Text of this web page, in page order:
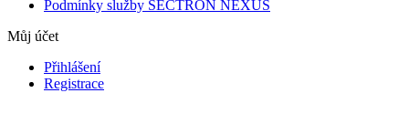
Podmínky služby SECTRON NEXUS
Můj účet
Přihlášení
Registrace